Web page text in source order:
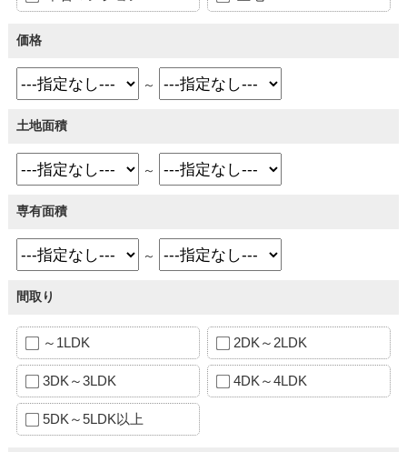
価格
～
土地面積
～
専有面積
～
間取り
～1LDK 2DK～2LDK
3DK～3LDK 4DK～4LDK
5DK～5LDK以上